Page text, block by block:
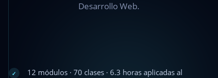
Desarrollo Web.
✓
12 módulos · 70 clases · 6.3 horas aplicadas al